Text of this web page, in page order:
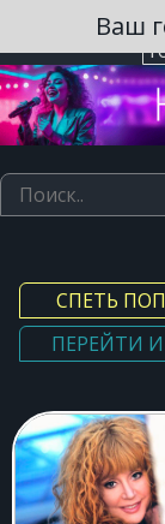
Ваш
СПЕТЬ
ПЕРЕЙТИ